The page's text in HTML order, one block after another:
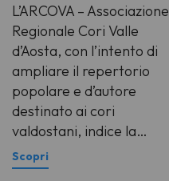
L’ARCOVA – Associazione
Regionale Cori Valle
d’Aosta, con l’intento di
ampliare il repertorio
popolare e d’autore
destinato ai cori
valdostani, indice la
prima edizione del
Concorso di